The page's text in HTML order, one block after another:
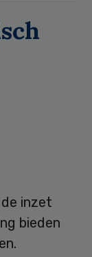
inzet
bieden